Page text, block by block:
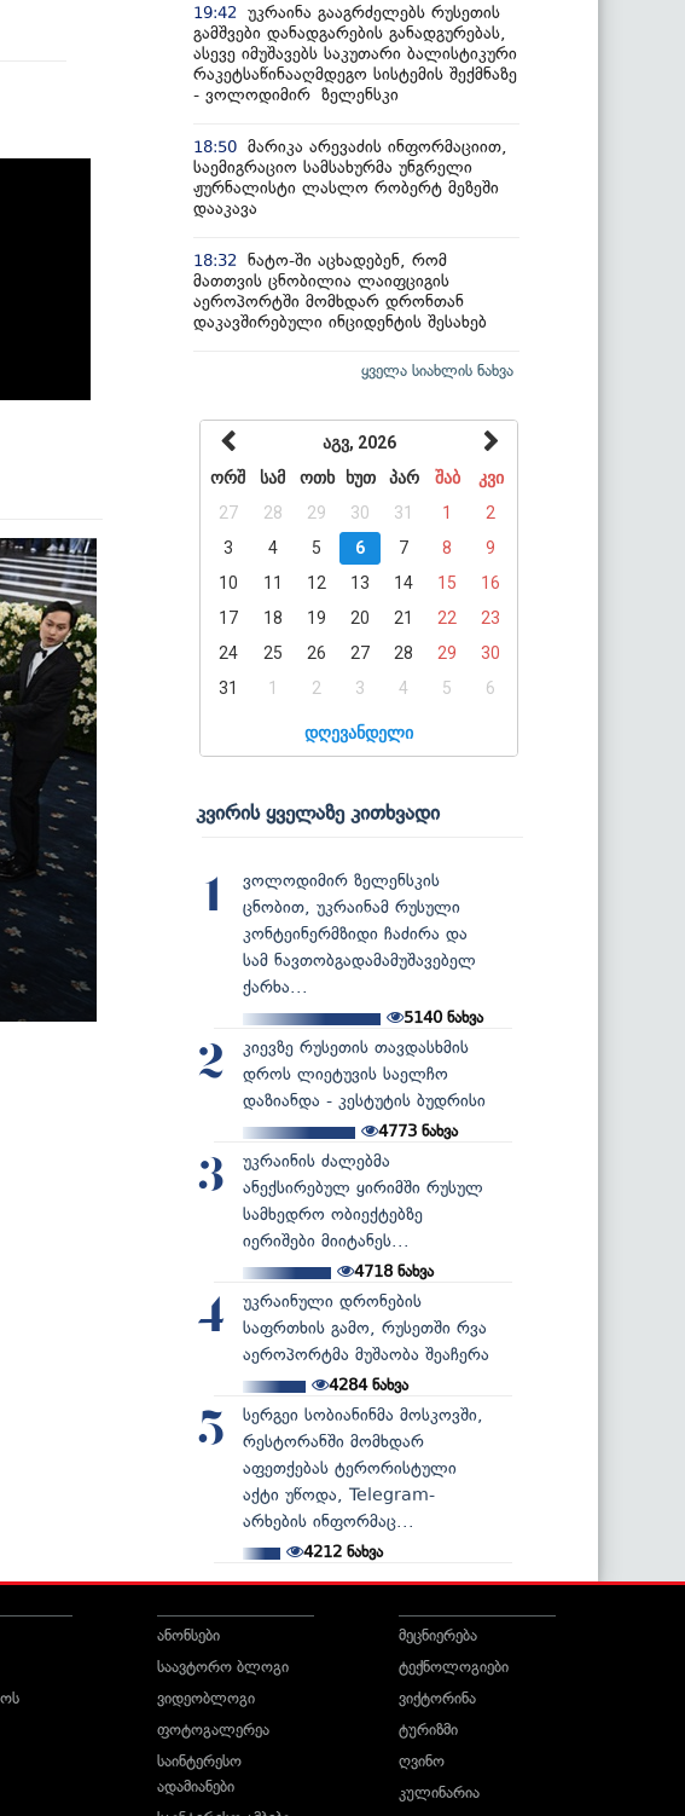
19:42
უკრაინა გააგრძელებს რუსეთის
გამშვები დანადგარების განადგურებას,
ასევე იმუშავებს საკუთარი ბალისტიკური
რაკეტსაწინააღმდეგო სისტემის შექმნაზე
- ვოლოდიმირ ზელენსკი
18:50 მარიკა არევაძის ინფორმაციით,
საემიგრაციო სამსახურმა უნგრელი
ჟურნალისტი ლასლო რობერტ მეზეში
დააკავა
18:32
ნატო-ში აცხადებენ, რომ
მათთვის ცნობილია ლაიფციგის
აეროპორტში მომხდარ დრონთან
დაკავშირებული ინციდენტის შესახებ
ყველა სიახლის ნახვა
აგვ, 2026
ორშ
სამ ოთხ ხუთ პარ შაბ
კვი
27
28 29 30 31 1
2
3
4 5 6 7 8
9
10
11 12 13 14 15
16
17
18 19 20 21 22
23
24
25 26 27 28 29
30
31
1 2 3 4 5 6
დღევანდელი
კვირის ყველაზე კითხვადი
1
ვოლოდიმირ ზელენსკის
ცნობით, უკრაინამ რუსული
კონტეინერმზიდი ჩაძირა და
სამ ნავთობგადამამუშავებელ
ქარხა...
5140ნახვა
2
კიევზე რუსეთის თავდასხმის
დროს ლიეტუვის საელჩო
დაზიანდა - კესტუტის ბუდრისი
4773 ნახვა
3
უკრაინის ძალებმა
ანექსირებულ ყირიმში რუსულ
სამხედრო ობიექტებზე
იერიშები მიიტანეს...
4718ნახვა
4
უკრაინული დრონების
საფრთხის გამო, რუსეთში რვა
აეროპორტმა მუშაობა შეაჩერა
4284ნახვა
5
სერგეი სობიანინმა მოსკოვში,
რესტორანში მომხდარ
აფეთქებას ტერორისტული
აქტი უწოდა, Telegram-
არხების ინფორმაც...
4212 ნახვა
ანონსები
საავტორო ბლოგი
ვიდეობლოგი
ფოტოგალერეა
საინტერესო
ადამიანები
მეცნიერება
ტექნოლოგიები
ვიქტორინა
ტურიზმი
ღვინო
კულინარია